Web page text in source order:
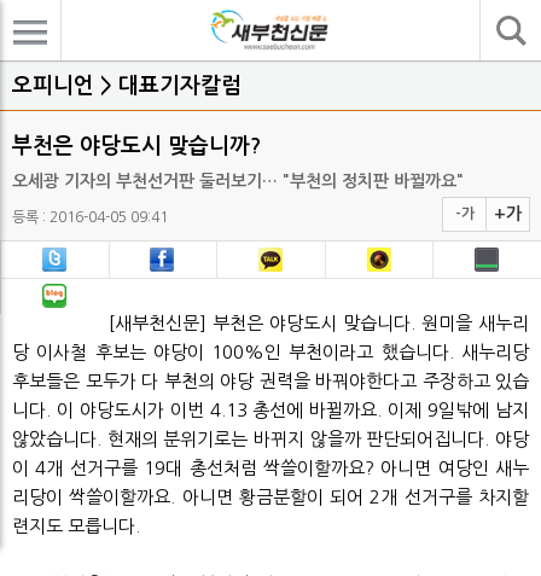
오피니언 > 대표기자칼럼
부천은 야당도시 맞습니까?
오세광 기자의 부천선거판 둘러보기… "부천의 정치판 바뀔까요"
등록 : 2016-04-05 09:41 -가 +가
[새부천신문] 부천은 야당도시 맞습니다. 원미을 새누리
당 이사철 후보는 야당이 100%인 부천이라고 했습니다. 새누리당
후보들은 모두가 다 부천의 야당 권력을 바꿔야한다고 주장하고 있습
니다. 이 야당도시가 이번 4.13 총선에 바뀔까요. 이제 9일밖에 남지
않았습니다. 현재의 분위기로는 바뀌지 않을까 판단되어집니다. 야당
이 4개 선거구를 19대 총선처럼 싹쓸이할까요? 아니면 여당인 새누
리당이 싹쓸이할까요. 아니면 황금분할이 되어 2개 선거구를 차지할
련지도 모릅니다.